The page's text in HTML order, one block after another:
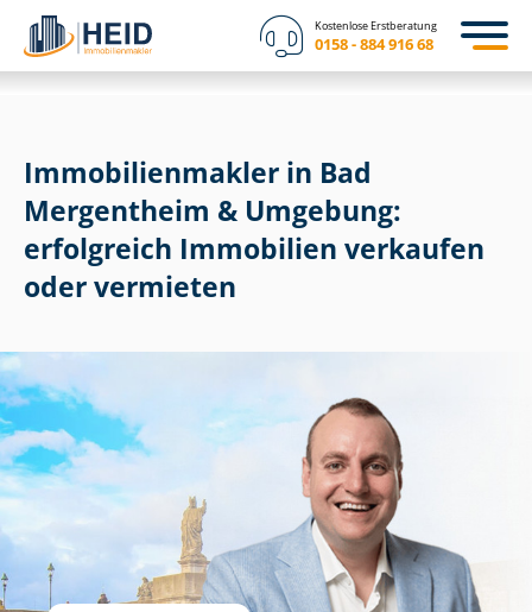
Kostenlose Erstberatung
0158 - 884 916 68
Im­mo­bi­li­en­mak­ler in Bad
Mergentheim & Umgebung:
erfolgreich Immobilien verkaufen
oder vermieten